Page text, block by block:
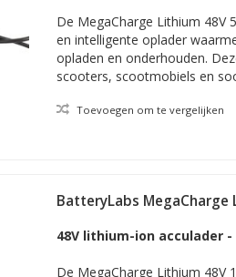
De MegaCharge Lithium 48V
en intelligente oplader
opladen en onderhouden.
scooters, scootmobiels en
Toevoegen om te vergelijken
BatteryLabs MegaCharge
48V lithium-ion acculader -
De MegaCharge Lithium 48V